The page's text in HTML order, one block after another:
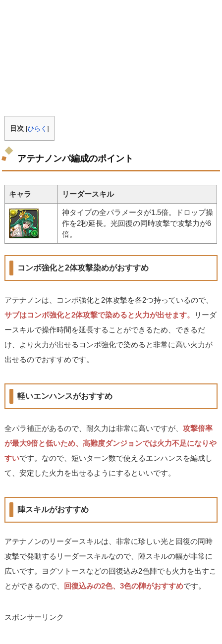
目次 [ひらく]
アテナノンパ編成のポイント
キャラ リーダースキル
神タイプの全パラメータが1.5倍。ドロップ操
作を2秒延長。光回復の同時攻撃で攻撃力が6
倍。
コンボ強化と2体攻撃染めがおすすめ
アテナノンは、コンボ強化と2体攻撃を各2つ持っているので、
サブはコンボ強化と2体攻撃で染めると火力が出せます。
リーダ
ースキルで操作時間を延長することができるため、できるだ
け、より火力が出せるコンボ強化で染めると非常に高い火力が
出せるのでおすすめです。
軽いエンハンスがおすすめ
全パラ補正があるので、耐久力は非常に高いですが、攻撃倍率
が最大9倍と低いため、高難度ダンジョンでは火力不足になりや
すいです。なので、短いターン数で使えるエンハンスを編成し
て、安定した火力を出せるようにするといいです。
陣スキルがおすすめ
アテナノンのリーダースキルは、非常に珍しい光と回復の同時
攻撃で発動するリーダースキルなので、陣スキルの幅が非常に
広いです。ヨグソトースなどの回復込み2色陣でも火力を出すこ
とができるので、
回復込みの2色、3色の陣がおすすめです。
スポンサーリンク